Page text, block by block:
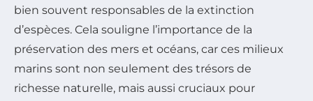
bien souvent responsables de la extinction
d’espèces. Cela souligne l’importance de la
préservation des mers et océans, car ces milieux
marins sont non seulement des trésors de
richesse naturelle, mais aussi cruciaux pour